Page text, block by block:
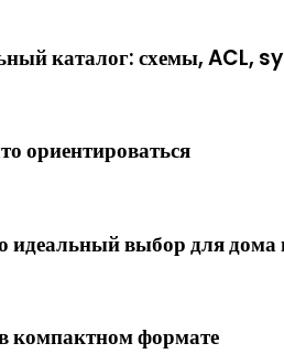
каталог: схемы, ACL,
ориентироваться
идеальный выбор для дома
компактном формате